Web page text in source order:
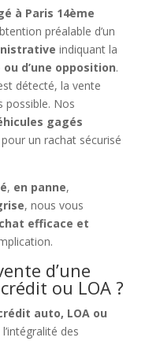
à Paris 14ème
préalable d’un
indiquant la
ou d’une opposition.
détecté, la vente
possible. Nos
gagés
un rachat sécurisé
, en panne,
, nous vous
efficace et
d’une
ou LOA ?
auto, LOA ou
des